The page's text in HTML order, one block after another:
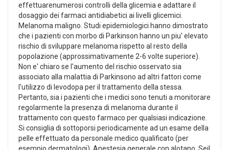
effettuarenumerosi controlli della glicemia e adattare il
dosaggio dei farmaci antidiabetici ai livelli glicemici.
Melanoma maligno. Studi epidemiologici hanno dimostrato
che i pazienti con morbo di Parkinson hanno un piu' elevato
rischio di sviluppare melanoma rispetto al resto della
popolazione (approssimativamente 2-6 volte superiore).
Non e' chiaro se l'aumento del rischio osservato sia
associato alla malattia di Parkinsono ad altri fattori come
l'utilizzo di levodopa per il trattamento della stessa.
Pertanto, sia i pazienti che i medici sono tenuti a monitorare
regolarmente la presenza di melanoma durante il
trattamento con questo farmaco per qualsiasi indicazione.
Si consiglia di sottoporsi periodicamente ad un esame della
pelle effettuato da personale medico qualificato (per
esempio dermatologi). Anestesia generale con alotano. Seil